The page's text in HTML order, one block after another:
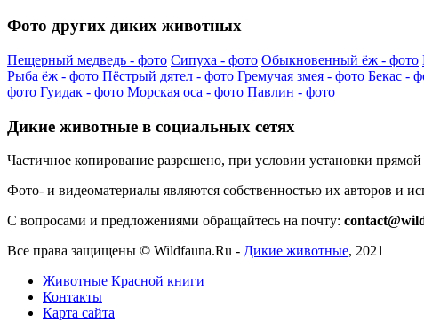
Фото других диких животных
Пещерный медведь - фото Сипуха - фото Обыкновенный ёж - фото
Рыба ёж - фото Пёстрый дятел - фото Гремучая змея - фото Бекас -
фото Гуидак - фото Морская оса - фото Павлин - фото
Дикие животные в социальных сетях
Частичное копирование разрешено, при условии установки
Фото- и видеоматериалы являются собственностью их авторов и
С вопросами и предложениями обращайтесь на почту:
Все права защищены © Wildfauna.Ru - Дикие животные, 2021
Животные Красной книги
Контакты
Карта сайта